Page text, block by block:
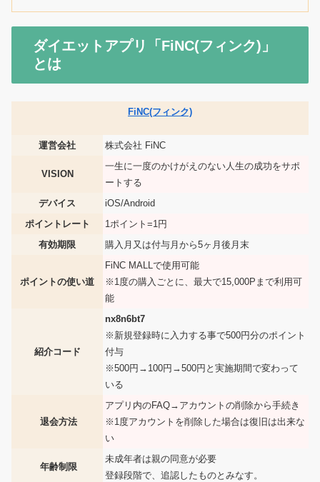
ダイエットアプリ「FiNC(フィンク)」
とは
FiNC(フィンク)
運営会社 株式会社 FiNC
VISION
一生に一度のかけがえのない人生の成功をサポ
ートする
デバイス
iOS/Android
ポイントレート
1ポイント=1円
有効期限
購入月又は付与月から5ヶ月後月末
ポイントの使い道
FiNC MALLで使用可能
※1度の購入ごとに、最大で15,000Pまで利用可
能
紹介コード
nx8n6bt7
※新規登録時に入力する事で500円分のポイント
付与
※500円→100円→500円と実施期間で変わって
いる
退会方法
アプリ内のFAQ→アカウントの削除から手続き
※1度アカウントを削除した場合は復旧は出来な
い
年齢制限
未成年者は親の同意が必要
登録段階で、追認したものとみなす。